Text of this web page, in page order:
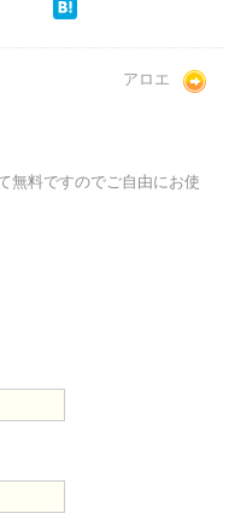
アロエ
無料ですのでご自由にお使